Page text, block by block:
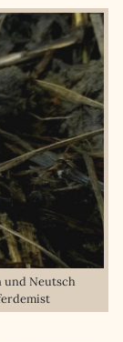
und Neutsch